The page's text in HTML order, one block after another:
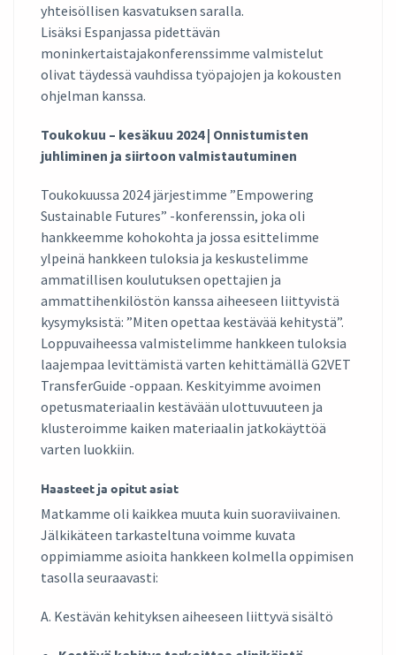
yhteisöllisen kasvatuksen saralla.
Lisäksi Espanjassa pidettävän
moninkertaistajakonferenssimme valmistelut
olivat täydessä vauhdissa työpajojen ja kokousten
ohjelman kanssa.
Toukokuu – kesäkuu 2024 | Onnistumisten
juhliminen ja siirtoon valmistautuminen
Toukokuussa 2024 järjestimme ”Empowering
Sustainable Futures” -konferenssin, joka oli
hankkeemme kohokohta ja jossa esittelimme
ylpeinä hankkeen tuloksia ja keskustelimme
ammatillisen koulutuksen opettajien ja
ammattihenkilöstön kanssa aiheeseen liittyvistä
kysymyksistä: ”Miten opettaa kestävää kehitystä”.
Loppuvaiheessa valmistelimme hankkeen tuloksia
laajempaa levittämistä varten kehittämällä G2VET
TransferGuide -oppaan. Keskityimme avoimen
opetusmateriaalin kestävään ulottuvuuteen ja
klusteroimme kaiken materiaalin jatkokäyttöä
varten luokkiin.
Haasteet ja opitut asiat
Matkamme oli kaikkea muuta kuin suoraviivainen.
Jälkikäteen tarkasteltuna voimme kuvata
oppimiamme asioita hankkeen kolmella oppimisen
tasolla seuraavasti:
A. Kestävän kehityksen aiheeseen liittyvä sisältö